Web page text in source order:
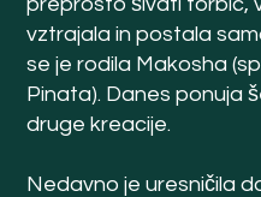
vztrajala in postala
se je rodila Makosha
Pinata). Danes ponuja
druge kreacije.
Nedavno je uresničila